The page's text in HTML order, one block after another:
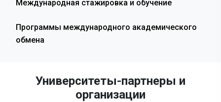
Международная стажировка и обучение
Программы международного академического
обмена
Университеты-партнеры и
организации